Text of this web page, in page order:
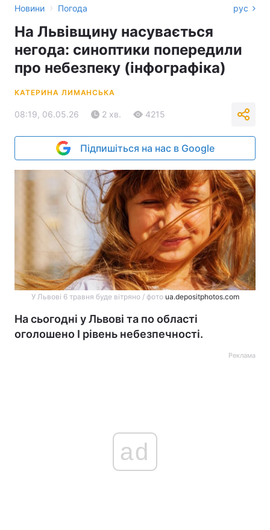
Новини › Погода рус
На Львівщину насувається
негода: синоптики попередили
про небезпеку (інфографіка)
КАТЕРИНА ЛИМАНСЬКА
08:19, 06.05.26 2 хв. 4215
Підпишіться на нас в Google
У Львові 6 травня буде вітряно / фото ua.depositphotos.com
На сьогодні у Львові та по області
оголошено І рівень небезпечності.
Реклама
ad